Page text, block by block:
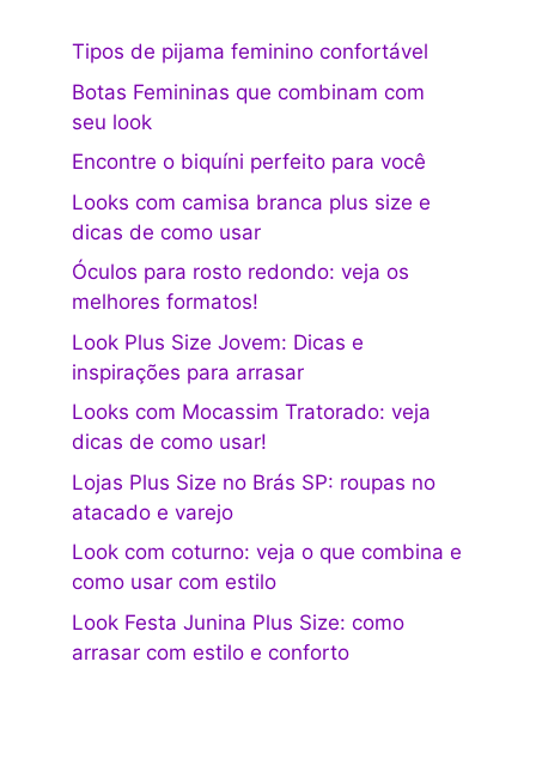
Tipos de pijama feminino confortável
Botas Femininas que combinam com
seu look
Encontre o biquíni perfeito para você
Looks com camisa branca plus size e
dicas de como usar
Óculos para rosto redondo: veja os
melhores formatos!
Look Plus Size Jovem: Dicas e
inspirações para arrasar
Looks com Mocassim Tratorado: veja
dicas de como usar!
Lojas Plus Size no Brás SP: roupas no
atacado e varejo
Look com coturno: veja o que combina e
como usar com estilo
Look Festa Junina Plus Size: como
arrasar com estilo e conforto